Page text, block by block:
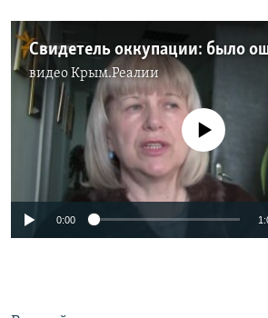
видеоКрым.Реалии
No media source
0:00